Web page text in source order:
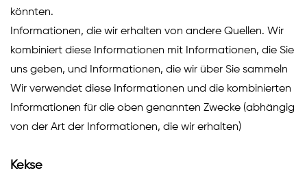
könnten.
Informationen, die wir erhalten von andere Quellen. Wir
kombiniert diese Informationen mit Informationen, die Sie
uns geben, und Informationen, die wir über Sie sammeln
Wir verwendet diese Informationen und die kombinierten
Informationen für die oben genannten Zwecke (abhängig
von der Art der Informationen, die wir erhalten)
Kekse